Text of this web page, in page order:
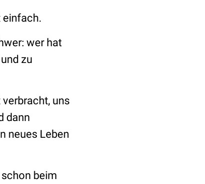
einfach.
wer hat
zu
uns
dann
neues Leben
beim